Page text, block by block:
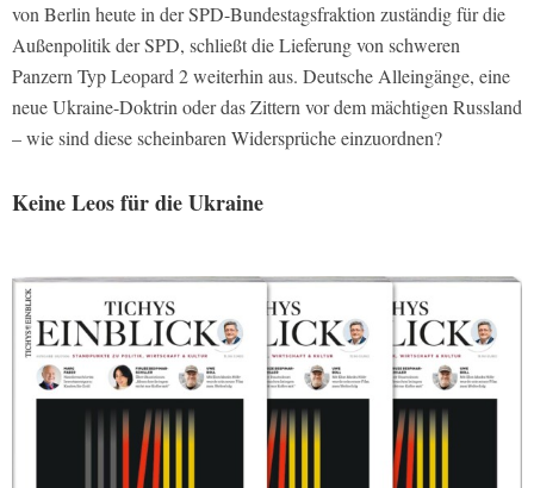
von Berlin heute in der SPD-Bundestagsfraktion zuständig für die
Außenpolitik der SPD, schließt die Lieferung von schweren
Panzern Typ Leopard 2 weiterhin aus. Deutsche Alleingänge, eine
neue Ukraine-Doktrin oder das Zittern vor dem mächtigen Russland
– wie sind diese scheinbaren Widersprüche einzuordnen?
Keine Leos für die Ukraine